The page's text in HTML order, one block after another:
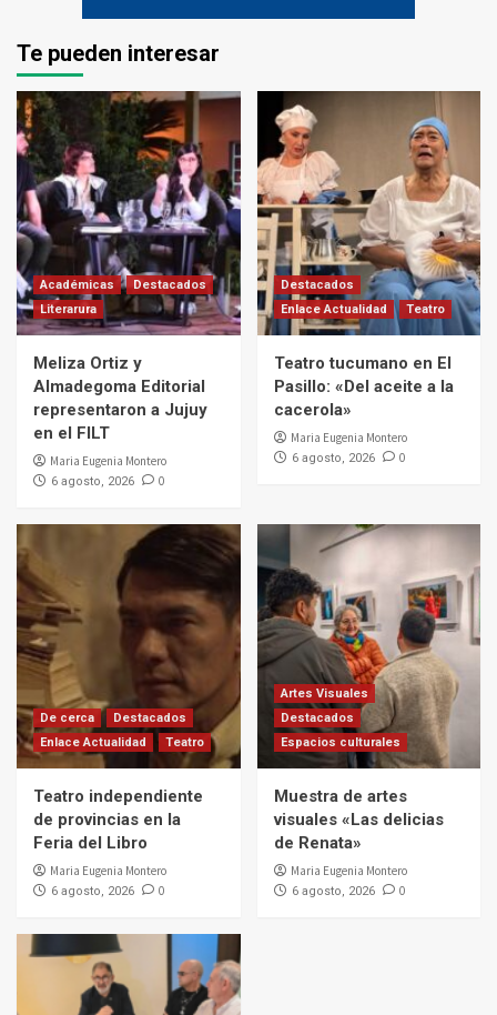
Te pueden interesar
Académicas
Destacados
Literarura
Meliza Ortiz y
Almadegoma Editorial
representaron a Jujuy
en el FILT
Maria Eugenia Montero
6 agosto, 2026 0
Destacados
Enlace Actualidad
Teatro
Teatro tucumano en El
Pasillo: «Del aceite a la
cacerola»
Maria Eugenia Montero
6 agosto, 2026 0
De cerca
Destacados
Enlace Actualidad
Teatro
Teatro independiente
de provincias en la
Feria del Libro
Maria Eugenia Montero
6 agosto, 2026 0
Artes Visuales
Destacados
Espacios culturales
Muestra de artes
visuales «Las delicias
de Renata»
Maria Eugenia Montero
6 agosto, 2026 0